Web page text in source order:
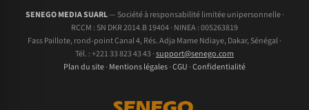
SENEGO MEDIA SUARL— Société à responsabilité limitée unipersonnelle ·
RCCM : SN DKR 2014.B 19404 · NINEA : 005263819
Fass Paillote, rond-point Canal 4, Rés. Adja Mame Ndiaye, Dakar, Sénégal ·
Tél. : +221 33 823 43 43 ·support@senego.com
Plan du site· Mentions légales·CGU ·Confidentialité